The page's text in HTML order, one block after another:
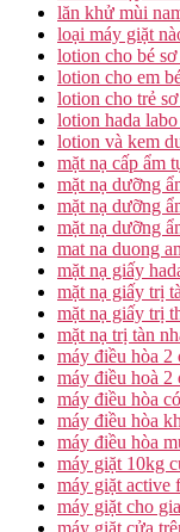
lăn khử mùi
loại máy giặt
lotion cho bé sơ
lotion cho em
lotion cho trẻ
lotion hada
lotion và kem
mặt nạ cấp ẩm
mặt nạ dưỡng
mặt nạ dưỡng
mặt nạ dưỡng
mat na duong
mặt nạ giấy
mặt nạ giấy trị
mặt nạ giấy trị
mặt nạ trị tàn
máy điều hòa 2
máy điều hoà 2
máy điều hòa
máy điều hòa
máy điều hòa
máy giặt 10kg
máy giặt active
máy giặt cho